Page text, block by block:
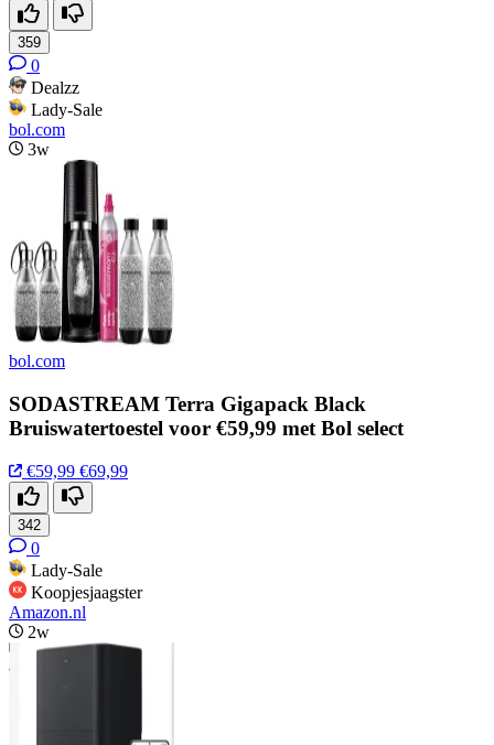
359
0
Dealzz
Lady-Sale
bol.com
3w
bol.com
SODASTREAM Terra Gigapack Black
Bruiswatertoestel voor €59,99 met Bol select
€59,99 €69,99
342
0
Lady-Sale
Koopjesjaagster
Amazon.nl
2w